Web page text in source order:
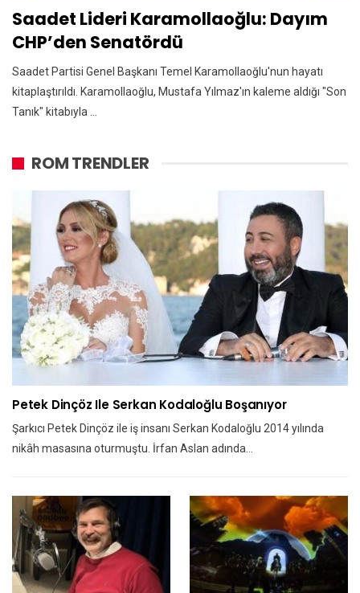
Saadet Lideri Karamollaoğlu: Dayım
CHP’den Senatördü
Saadet Partisi Genel Başkanı Temel Karamollaoğlu'nun hayatı
kitaplaştırıldı. Karamollaoğlu, Mustafa Yılmaz'ın kaleme aldığı "Son
Tanık" kitabıyla ...
ROM TRENDLER
Petek Dinçöz Ile Serkan Kodaloğlu Boşanıyor
Şarkıcı Petek Dinçöz ile iş insanı Serkan Kodaloğlu 2014 yılında
nikâh masasına oturmuştu. İrfan Aslan adında…